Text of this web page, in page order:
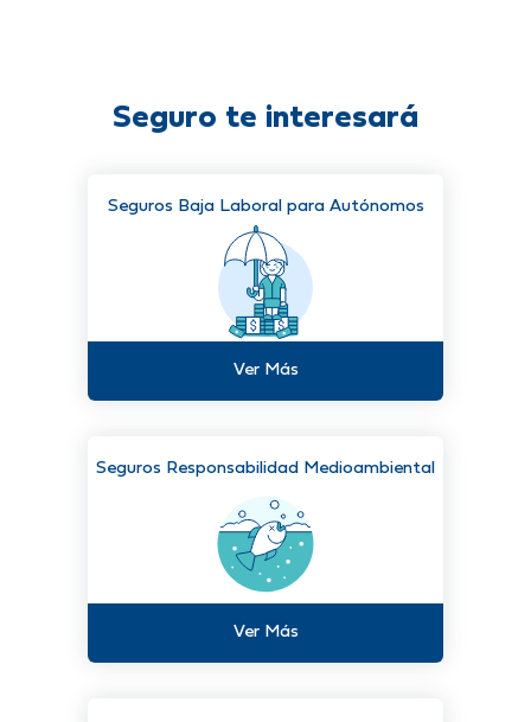
Seguro te interesará
Seguros Baja Laboral para Autónomos
Ver Más
Seguros Responsabilidad Medioambiental
Ver Más